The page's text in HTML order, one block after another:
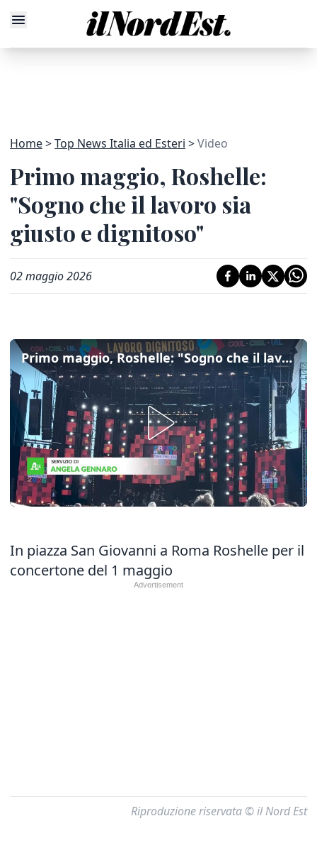
Home Top News Italia ed Esteri Video
Primo maggio, Roshelle:
"Sogno che il lavoro sia
giusto e dignitoso"
02 maggio 2026
Primo maggio, Roshelle: "Sogno che il lavoro sia giusto e dignitoso"
In piazza San Giovanni a Roma Roshelle per il
concertone del 1 maggio
Riproduzione riservata © il Nord Est